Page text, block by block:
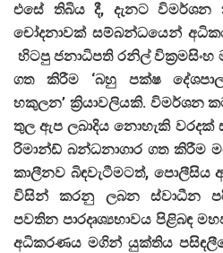
එසේ තිබිය දී, දැනට
චෝදනාවක් සම්බන්ධයෙන්
හිටපු ජනාධිපති රනිල් වික්‍රමසිංහ
ගත කිරීම ‘බහු පක්ෂ
හකුලන’ ක්‍රියාවලියකි. විමර්ශන
තුල ඇප ලබාදිය නොහැකි
රිමාන්ඩ් බන්ධනාගාර ගත කිරීම
කාලීනව බිඳවැටීමටත්,
විසින් කරනු ලබන ස්වාධීන
පවතින පාරදෘශ්‍යභාවය පිළිබඳ
අධිකරණය මගින් යුක්තිය